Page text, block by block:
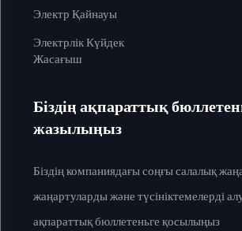
Электр Қайнауы
Электрлік Күйдек
Жасағыш
Біздің ақпараттық
жазылыңыз
Біздің компаниядағы соңғы салалық
жаңартуларды және түсініктемелерді
ақпараттық бюллетеньге қосылыңыз